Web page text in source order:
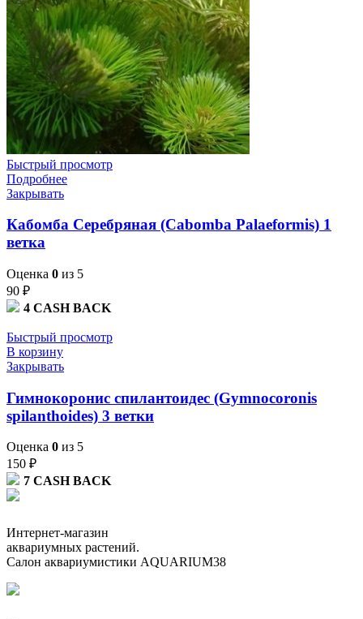
Быстрый просмотр
Подробнее
Закрывать
Кабомба Серебряная (Cabomba Palaeformis) 1
ветка
Оценка 0 из 5
90 ₽
4 CASH BACK
Быстрый просмотр
В корзину
Закрывать
Гимнокоронис спилантоидес (Gymnocoronis
spilanthoides) 3 ветки
Оценка 0 из 5
150 ₽
7 CASH BACK
Интернет-магазин
аквариумных растений.
Салон аквариумистики AQUARIUM38